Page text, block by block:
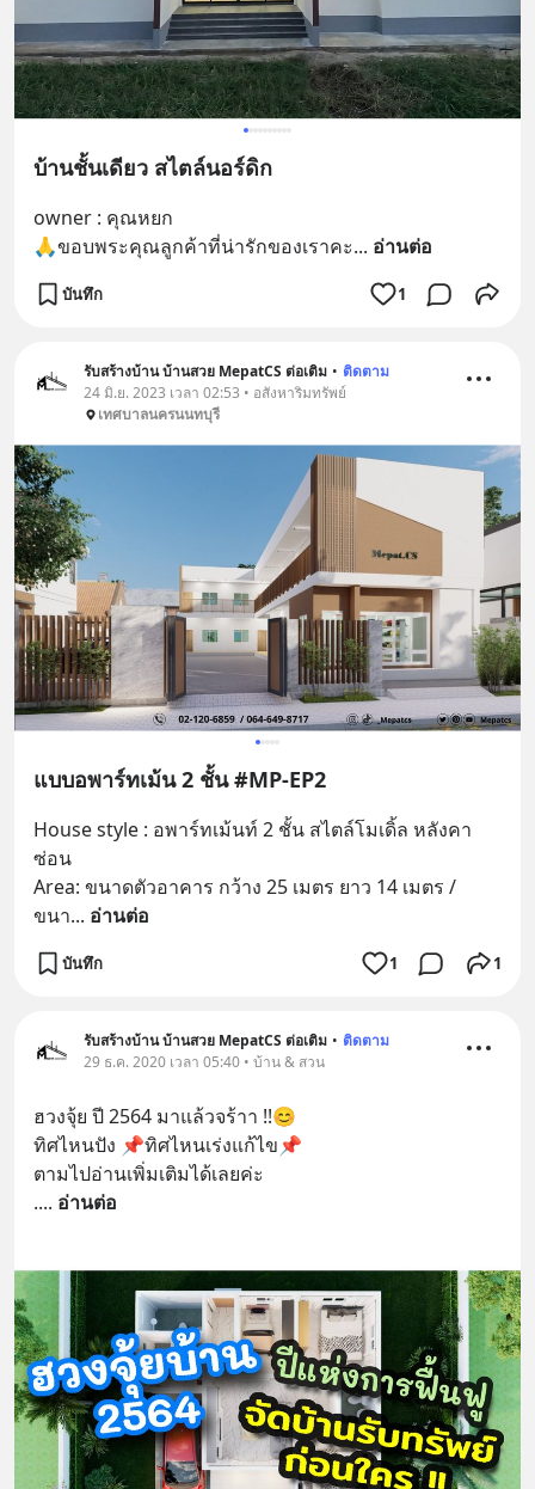
บ้านชั้นเดียว สไตล์นอร์ดิก
owner : คุณหยก
🙏ขอบพระคุณลูกค้าที่น่ารักของเราคะ... อ่านต่อ
บันทึก 1
รับสร้างบ้าน บ้านสวย MepatCS ต่อเติม • ติดตาม
24 มิ.ย. 2023 เวลา 02:53 • อสังหาริมทรัพย์
เทศบาลนครนนทบุรี
แบบอพาร์ทเม้น 2 ชั้น #MP-EP2
House style : อพาร์ทเม้นท์ 2 ชั้น สไตล์โมเดิ้ล หลังคา
ซ่อน
Area: ขนาดตัวอาคาร กว้าง 25 เมตร ยาว 14 เมตร /
ขนา... อ่านต่อ
บันทึก 1 1
รับสร้างบ้าน บ้านสวย MepatCS ต่อเติม • ติดตาม
29 ธ.ค. 2020 เวลา 05:40 • บ้าน & สวน
ฮวงจุ้ย ปี 2564 มาแล้วจร้าา !!😊
ทิศไหนปัง 📌ทิศไหนเร่งแก้ไข📌
ตามไปอ่านเพิ่มเติมได้เลยค่ะ
.... อ่านต่อ